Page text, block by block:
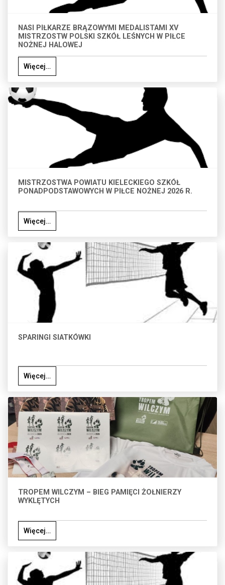
NASI PIŁKARZE BRĄZOWYMI MEDALISTAMI XV
MISTRZOSTW POLSKI SZKÓŁ LEŚNYCH W PIŁCE
NOŻNEJ HALOWEJ
Więcej…
MISTRZOSTWA POWIATU KIELECKIEGO SZKÓŁ
PONADPODSTAWOWYCH W PIŁCE NOŻNEJ 2026 R.
Więcej…
SPARINGI SIATKÓWKI
Więcej…
TROPEM WILCZYM – BIEG PAMIĘCI ŻOŁNIERZY
WYKLĘTYCH
Więcej…